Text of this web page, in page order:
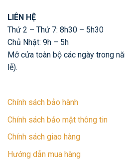
LIÊN HỆ
Thứ 2 – Thứ 7: 8h30 – 5h30
Chủ Nhật: 9h – 5h
Mở cửa toàn bộ các ngày trong
lễ).
Chính sách bảo hành
Chính sách bảo mật thông tin
Chính sách giao hàng
Hướng dẫn mua hàng